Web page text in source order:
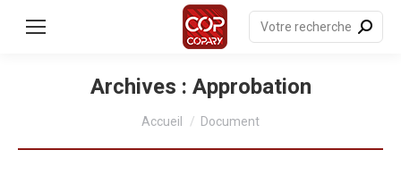
principal
Recherche
:
Archives : Approbation
Accueil Document